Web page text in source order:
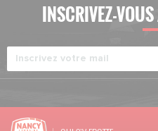
INSCRIVEZ-